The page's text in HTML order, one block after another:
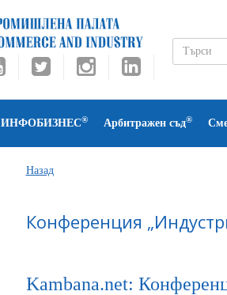
ИНФОБИЗНЕС® Арбитражен съд®
Назад
Конференция
Kambana.net: